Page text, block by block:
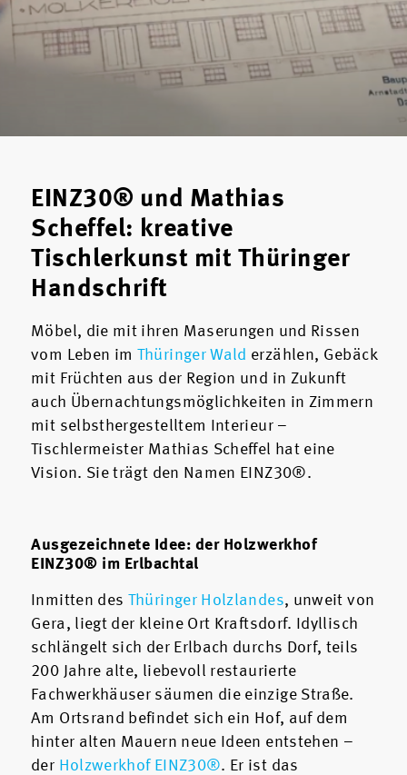
EINZ30® und Mathias
Scheffel: kreative
Tischlerkunst mit Thüringer
Handschrift
Möbel, die mit ihren Maserungen und Rissen
vom Leben im Thüringer Wald erzählen, Gebäck
mit Früchten aus der Region und in Zukunft
auch Übernachtungsmöglichkeiten in Zimmern
mit selbsthergestelltem Interieur –
Tischlermeister Mathias Scheffel hat eine
Vision. Sie trägt den Namen EINZ30®.
Ausgezeichnete Idee: der Holzwerkhof
EINZ30® im Erlbachtal
Inmitten des Thüringer Holzlandes, unweit von
Gera, liegt der kleine Ort Kraftsdorf. Idyllisch
schlängelt sich der Erlbach durchs Dorf, teils
200 Jahre alte, liebevoll restaurierte
Fachwerkhäuser säumen die einzige Straße.
Am Ortsrand befindet sich ein Hof, auf dem
hinter alten Mauern neue Ideen entstehen –
der Holzwerkhof EINZ30®. Er ist das